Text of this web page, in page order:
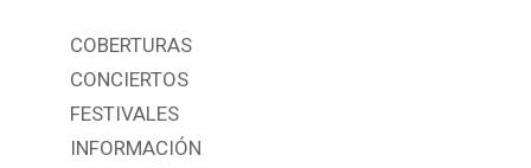
COBERTURAS
CONCIERTOS
FESTIVALES
INFORMACIÓN